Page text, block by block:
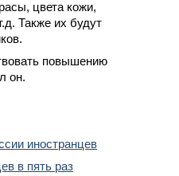
цвета кожи,
Также их будут
повышению
он.
иностранцев
в пять раз